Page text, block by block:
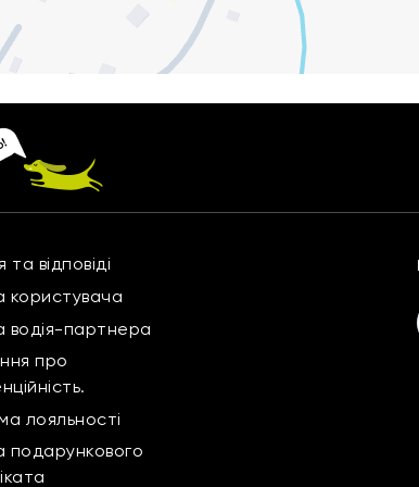
відповіді
партнера
про
лояльності